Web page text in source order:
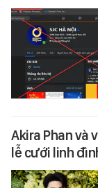
Akira Phan và
lễ cưới linh